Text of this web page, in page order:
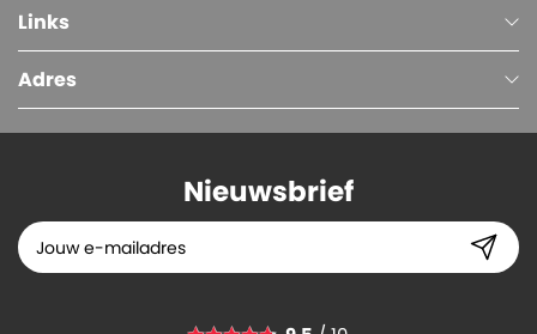
Links
Adres
Nieuwsbrief